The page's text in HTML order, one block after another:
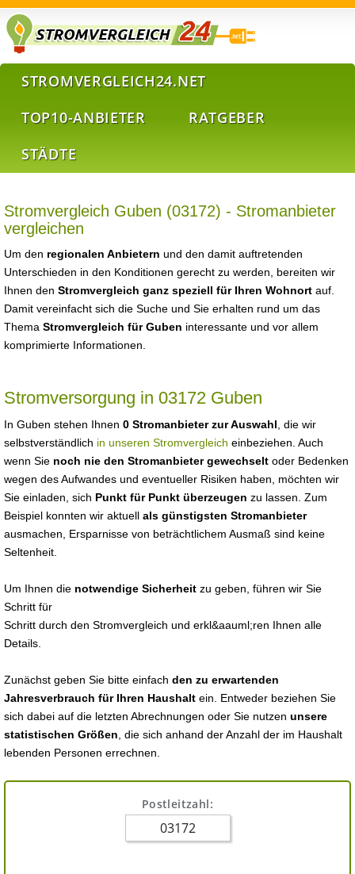
STROMVERGLEICH24.NET
TOP10-ANBIETER
RATGEBER
STÄDTE
Stromvergleich Guben (03172) - Stromanbieter
vergleichen
Um den regionalen Anbietern und den damit auftretenden
Unterschieden in den Konditionen gerecht zu werden, bereiten wir
Ihnen den Stromvergleich ganz speziell für Ihren Wohnort auf.
Damit vereinfacht sich die Suche und Sie erhalten rund um das
Thema Stromvergleich für Guben interessante und vor allem
komprimierte Informationen.
Stromversorgung in 03172 Guben
In Guben stehen Ihnen 0 Stromanbieter zur Auswahl , die wir
selbstverständlich in unseren Stromvergleich einbeziehen. Auch
wenn Sie noch nie den Stromanbieter gewechselt oder Bedenken
wegen des Aufwandes und eventueller Risiken haben, möchten wir
Sie einladen, sich Punkt für Punkt überzeugen zu lassen. Zum
Beispiel konnten wir aktuell als günstigsten Stromanbieter
ausmachen, Ersparnisse von beträchtlichem Ausmaß sind keine
Seltenheit.
Um Ihnen die notwendige Sicherheit zu geben, führen wir Sie
Schritt für
Schritt durch den Stromvergleich und erkl&aauml;ren Ihnen alle
Details.
Zunächst geben Sie bitte einfach den zu erwartenden
Jahresverbrauch für Ihren Haushalt ein. Entweder beziehen Sie
sich dabei auf die letzten Abrechnungen oder Sie nutzen unsere
statistischen Größen , die sich anhand der Anzahl der im Haushalt
lebenden Personen errechnen.
Postleitzahl: